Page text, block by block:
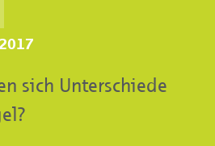
sich Unterschiede